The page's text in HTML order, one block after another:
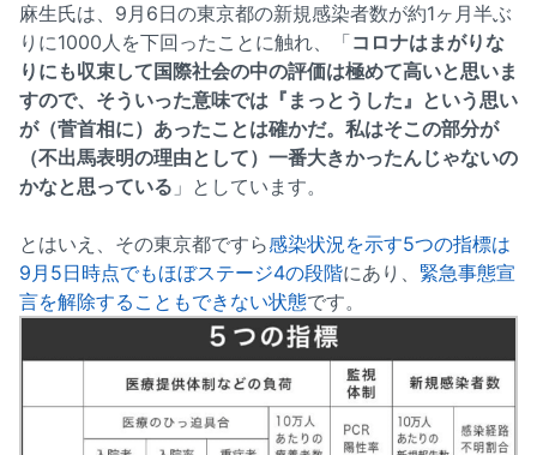
麻生氏は、9月6日の東京都の新規感染者数が約1ヶ月半ぶ
りに1000人を下回ったことに触れ、「コロナはまがりな
りにも収束して国際社会の中の評価は極めて高いと思いま
すので、そういった意味では『まっとうした』という思い
が（菅首相に）あったことは確かだ。私はそこの部分が
（不出馬表明の理由として）一番大きかったんじゃないの
かなと思っている 」としています。
とはいえ、その東京都ですら感染状況を示す5つの指標は
9月5日時点でもほぼステージ4の段階にあり、 緊急事態宣
言を解除することもできない状態です。